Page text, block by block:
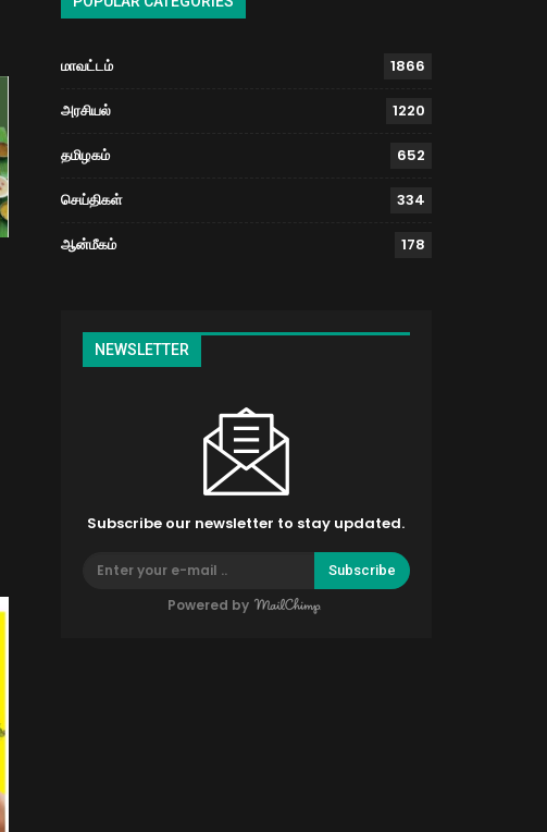
மாவட்டம் 1866
அரசியல் 1220
தமிழகம் 652
செய்திகள் 334
ஆன்மீகம் 178
NEWSLETTER
Subscribe our newsletter to stay updated.
Subscribe
Powered by